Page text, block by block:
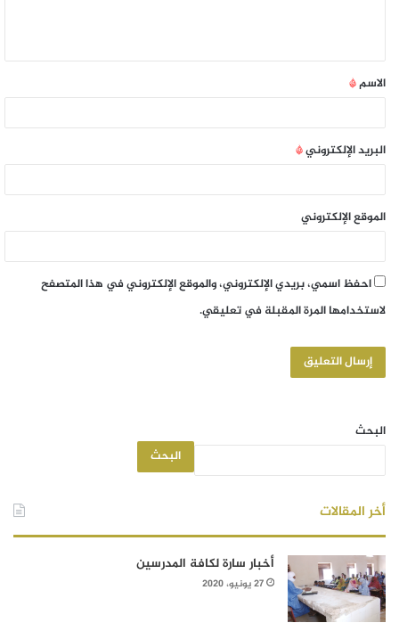
الاسم*
البريد الإلكتروني*
الموقع الإلكتروني
احفظ اسمي، بريدي الإلكتروني، والموقع الإلكتروني في هذا المتصفح
لاستخدامها المرة المقبلة في تعليقي.
البحث
البحث
أخر المقالات
أخبار سارة لكافة المدرسين
27 يونيو، 2020